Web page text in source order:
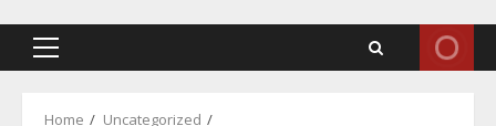
Primary
Home Uncategorized